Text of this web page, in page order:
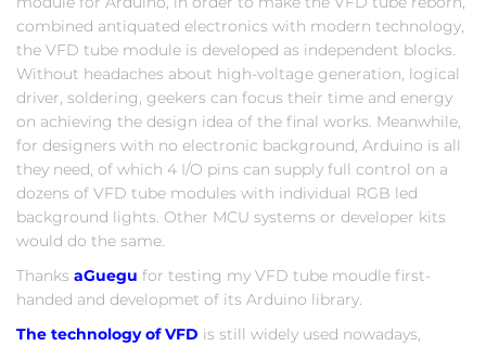
combined antiquated electronics with modern technology,
the VFD tube module is developed as independent blocks.
Without headaches about high-voltage generation, logical
driver, soldering, geekers can focus their time and energy
on achieving the design idea of the final works. Meanwhile,
for designers with no electronic background, Arduino is all
they need, of which 4 I/O pins can supply full control on a
dozens of VFD tube modules with individual RGB led
background lights. Other MCU systems or developer kits
would do the same.
Thanks aGuegu for testing my VFD tube moudle first-
handed and developmet of its Arduino library.
The technology of VFD is still widely used nowadays,